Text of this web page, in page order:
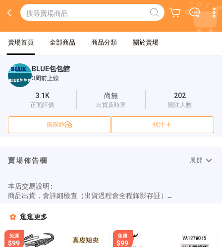
賣場首頁 全部商品 商品分類 關於賣場
BLUE包包館
3周前上線
3.1K
正面評價
尚無
出貨及時率
202
關注人數
露露通 關注
賣場佈告欄 展開
本店交易說明:
商品出貨，會詳細檢查（出貨過程會全程錄影存証）
日鑑賞期之權益並非是使用期】
退貨說明:
● 請先確認商品是否符合以下4項狀況【1.標籤沒剪、2.商品無使
逛逛更多